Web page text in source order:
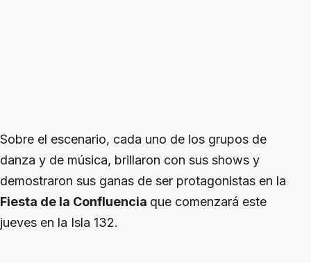
Sobre el escenario, cada uno de los grupos de
danza y de música, brillaron con sus shows y
demostraron sus ganas de ser protagonistas en la
Fiesta de la Confluencia que comenzará este
jueves en la Isla 132.